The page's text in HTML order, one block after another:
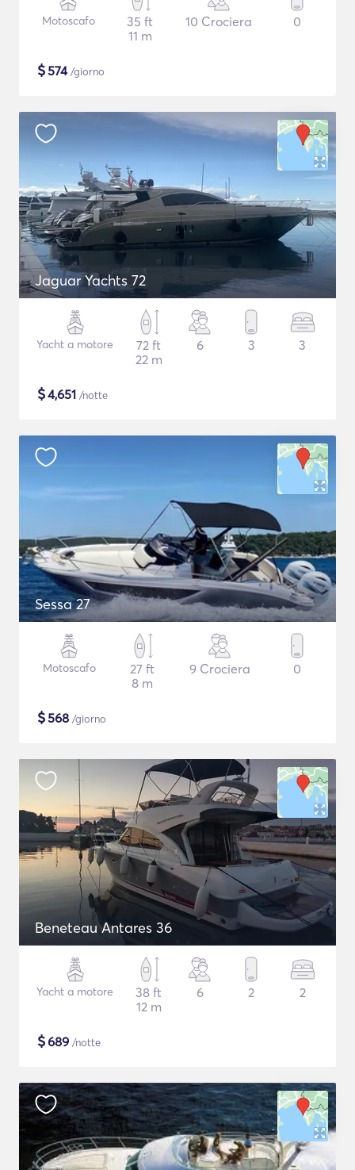
Motoscafo
35 ft
11 m
10 Crociera 0
$574/giorno
Jaguar Yachts 72
Yacht a motore
72 ft
22 m
6 3 3
$4,651 /notte
Sessa 27
Motoscafo
27 ft
8 m
9 Crociera 0
$568 /giorno
Beneteau Antares 36
Yacht a motore
38 ft
12 m
6 2 2
$689 /notte